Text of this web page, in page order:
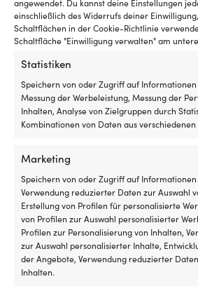
angewendet. Du kannst deine Einstellungen
einschließlich des Widerrufs deiner
Schaltflächen in der Cookie-Richtlinie
Schaltfläche "Einwilligung verwalten" am
Statistiken
Speichern von oder Zugriff auf
Messung der Werbeleistung, Messung der
Inhalten, Analyse von Zielgruppen durch
Kombinationen von Daten aus
Marketing
Speichern von oder Zugriff auf
Verwendung reduzierter Daten zur Auswahl
Erstellung von Profilen für personalisierte
von Profilen zur Auswahl personalisierter
Profilen zur Personalisierung von Inhalten,
zur Auswahl personalisierter Inhalte,
der Angebote, Verwendung reduzierter
Inhalten.
Dieses
Produkt
weist
mehrere
Varianten
Optionen
können
Produktseite
gewählt
werden
Fleecejacke Musto Evo
Polartec 100GM, Navy, Damen
UVP89,99€Ursprünglicher
89,99 €
69,99€Aktueller
69,99 €.
Dieses
Produkt
weist
Die
können
auf
werden
Sleeve
Herren
Segeljacke Helly Hansen HP
Racing LIFALOFT Bomber, Navy,
Herren